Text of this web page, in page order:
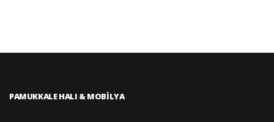
PAMUKKALE HALI & MOBİLYA